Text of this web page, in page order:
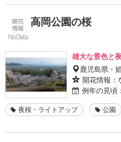
高岡公園の桜
雄大な景色と
鹿児島県・
開花情報：
例年の見頃：
夜桜・ライトアップ 公園